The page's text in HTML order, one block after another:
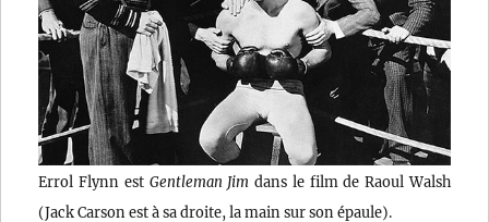
Errol Flynn est Gentleman Jim dans le film de Raoul Walsh
(Jack Carson est à sa droite, la main sur son épaule).